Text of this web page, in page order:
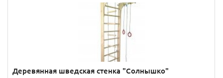
Деревянная шведская стенка "Солнышко"